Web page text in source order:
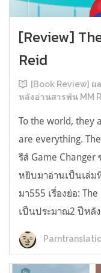
[Review]
Reid
[Book Review]
หลังอ่านสารพัน MM
To the world, they
are everything.
รีส์ Game Changer
หยิบมาอ่านเป็นเล่ม
มา555 เรื่องย่อ:
เป็นประมาณ2 ปีหลัง